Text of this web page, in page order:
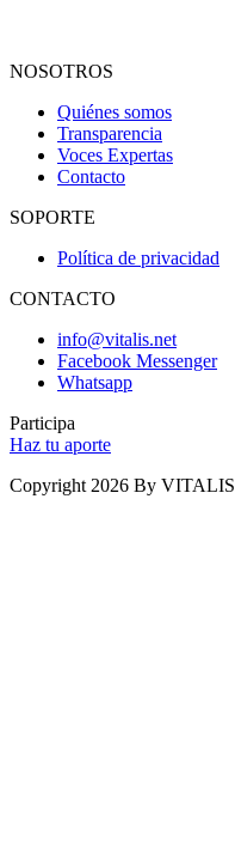
NOSOTROS
Quiénes somos
Transparencia
Voces Expertas
Contacto
SOPORTE
Política de privacidad
CONTACTO
info@vitalis.net
Facebook Messenger
Whatsapp
Participa
Haz tu aporte
Copyright 2026 By VITALIS